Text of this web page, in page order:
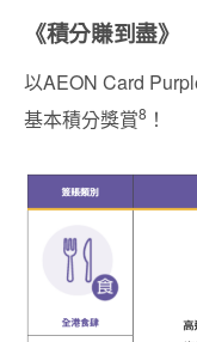
《積分賺到盡》
以AEON Card
基本積分獎賞8 ！